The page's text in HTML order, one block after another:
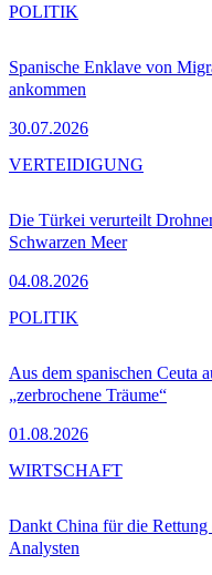
Spanische Enklave von
ankommen
30.07.2026
POLITIK
Die Türkei verurteilt
Schwarzen Meer
04.08.2026
VERTEIDIGUNG
Aus dem spanischen Ceuta
„zerbrochene Träume“
01.08.2026
POLITIK
Dankt China für die
Analysten
WIRTSCHAFT